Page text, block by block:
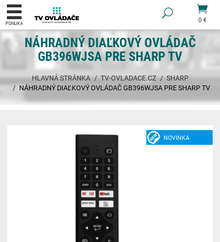
0 €
PONUKA
NÁHRADNÝ DIAĽKOVÝ OVLÁDAČ
GB396WJSA PRE SHARP TV
HLAVNÁ STRÁNKA TV-OVLADACE.CZ
SHARP
NÁHRADNÝ DIAĽKOVÝ OVLÁDAČ GB396WJSA PRE SHARP TV
NOVINKA